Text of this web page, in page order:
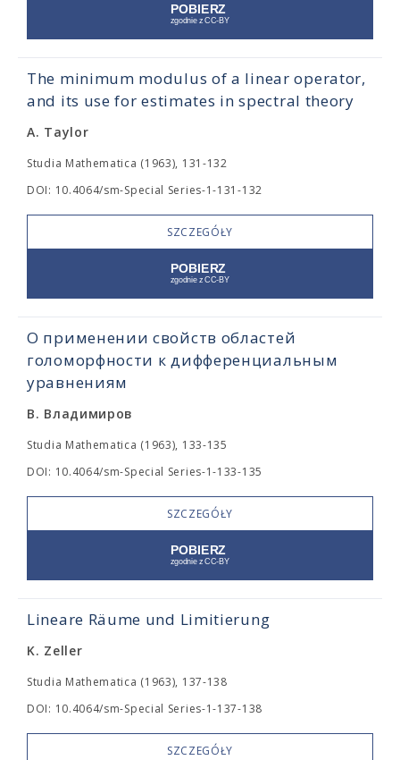
The minimum modulus of a linear operator,
and its use for estimates in spectral theory
A. Taylor
Studia Mathematica (1963), 131-132
DOI: 10.4064/sm-Special Series-1-131-132
SZCZEGÓŁY
О применении свойств областей
голоморфности к дифференциальным
уравнениям
В. Владимиров
Studia Mathematica (1963), 133-135
DOI: 10.4064/sm-Special Series-1-133-135
SZCZEGÓŁY
Lineare Räume und Limitierung
K. Zeller
Studia Mathematica (1963), 137-138
DOI: 10.4064/sm-Special Series-1-137-138
SZCZEGÓŁY